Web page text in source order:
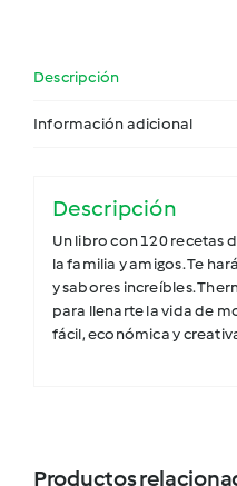
Descripción
Información adicional
Descripción
Un libro con 120 recetas
la familia y amigos. Te
y sabores increíbles.
para llenarte la vida de
fácil, económica y
Productos